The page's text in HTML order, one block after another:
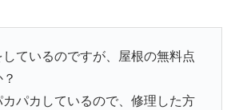
しているのですが、屋根の無料点
カパカしているので、修理した方